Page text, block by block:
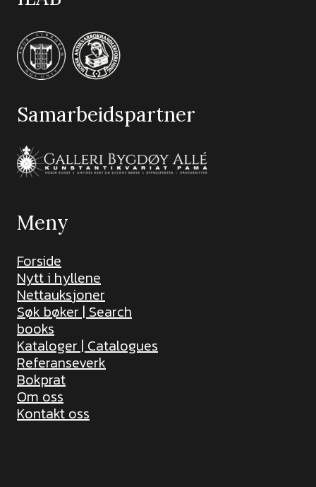
Samarbeidspartner
Meny
Forside
Nytt i hyllene
Nettauksjoner
Søk bøker | Search
books
Kataloger | Catalogues
Referanseverk
Bokprat
Om oss
Kontakt oss